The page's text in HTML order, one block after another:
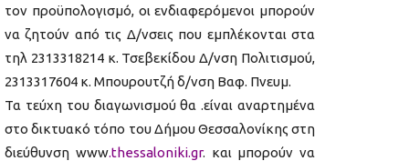
τον προϋπολογισμό, οι ενδιαφερόμενοι μπορούν
να ζητούν από τις Δ/νσεις που εμπλέκονται στα
τηλ 2313318214 κ. Τσεβεκίδου Δ/νση Πολιτισμού,
2313317604 κ. Μπουρουτζή δ/νση Βαφ. Πνευμ.
Τα τεύχη του διαγωνισμού θα .είναι αναρτημένα
στο δικτυακό τόπο του Δήμου Θεσσαλονίκης στη
διεύθυνση www.thessaloniki.gr. και μπορούν να